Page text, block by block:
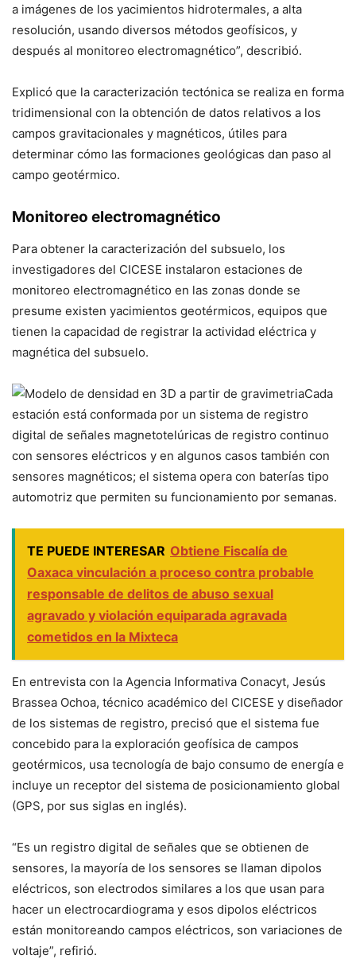
a imágenes de los yacimientos hidrotermales, a alta
resolución, usando diversos métodos geofísicos, y
después al monitoreo electromagnético”, describió.
Explicó que la caracterización tectónica se realiza en forma
tridimensional con la obtención de datos relativos a los
campos gravitacionales y magnéticos, útiles para
determinar cómo las formaciones geológicas dan paso al
campo geotérmico.
Monitoreo electromagnético
Para obtener la caracterización del subsuelo, los
investigadores del CICESE instalaron estaciones de
monitoreo electromagnético en las zonas donde se
presume existen yacimientos geotérmicos, equipos que
tienen la capacidad de registrar la actividad eléctrica y
magnética del subsuelo.
Cada
estación está conformada por un sistema de registro
digital de señales magnetotelúricas de registro continuo
con sensores eléctricos y en algunos casos también con
sensores magnéticos; el sistema opera con baterías tipo
automotriz que permiten su funcionamiento por semanas.
TE PUEDE INTERESAR Obtiene Fiscalía de
Oaxaca vinculación a proceso contra probable
responsable de delitos de abuso sexual
agravado y violación equiparada agravada
cometidos en la Mixteca
En entrevista con la Agencia Informativa Conacyt, Jesús
Brassea Ochoa, técnico académico del CICESE y diseñador
de los sistemas de registro, precisó que el sistema fue
concebido para la exploración geofísica de campos
geotérmicos, usa tecnología de bajo consumo de energía e
incluye un receptor del sistema de posicionamiento global
(GPS, por sus siglas en inglés).
“Es un registro digital de señales que se obtienen de
sensores, la mayoría de los sensores se llaman dipolos
eléctricos, son electrodos similares a los que usan para
hacer un electrocardiograma y esos dipolos eléctricos
están monitoreando campos eléctricos, son variaciones de
voltaje”, refirió.